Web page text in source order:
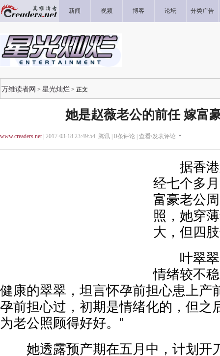
新闻 视频 博客 论坛 分类广告
万维读者网 > 星光灿烂 > 正文
她是赵薇老公的前任 嫁富
www.creaders.net| 2017-03-18 23:49:54 腾讯 | 0条评论 | 查看/发表评论
据香港
经七个多
富豪老公
照，她穿
大，但四
叶翠翠
情绪较不
健康的翠翠，坦言怀孕前担心患上产
孕前担心过，初期是情绪化的，但之
为老公照顾得好好。”
她透露预产期在五月中，计划开